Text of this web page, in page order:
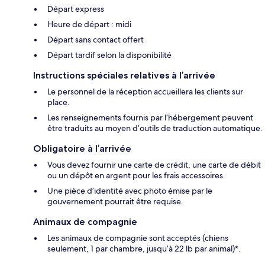
Départ express
Heure de départ : midi
Départ sans contact offert
Départ tardif selon la disponibilité
Instructions spéciales relatives à l’arrivée
Le personnel de la réception accueillera les clients sur
place.
Les renseignements fournis par l’hébergement peuvent
être traduits au moyen d’outils de traduction automatique.
Obligatoire à l’arrivée
Vous devez fournir une carte de crédit, une carte de débit
ou un dépôt en argent pour les frais accessoires.
Une pièce d’identité avec photo émise par le
gouvernement pourrait être requise.
Animaux de compagnie
Les animaux de compagnie sont acceptés (chiens
seulement, 1 par chambre, jusqu’à 22 lb par animal)*.